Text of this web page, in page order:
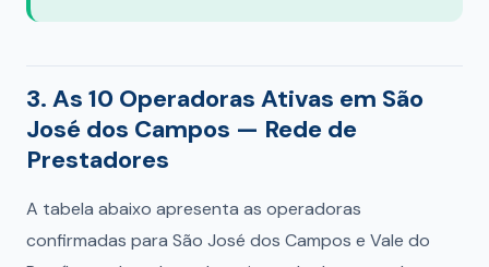
3. As 10 Operadoras Ativas em São
José dos Campos — Rede de
Prestadores
A tabela abaixo apresenta as operadoras
confirmadas para São José dos Campos e Vale do